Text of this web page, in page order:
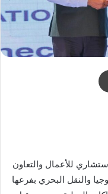
للأعمال والتعاون
والنقل البحري بفرعها